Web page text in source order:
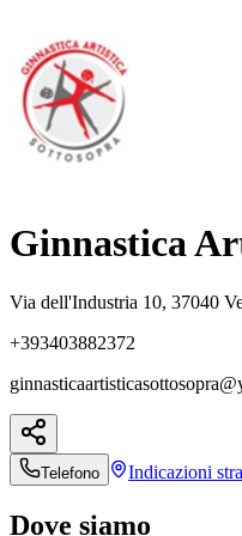
Ginnastica
Via dell'Industria 10, 37040
+393403882372
Telefono Indicazioni
Dove siamo